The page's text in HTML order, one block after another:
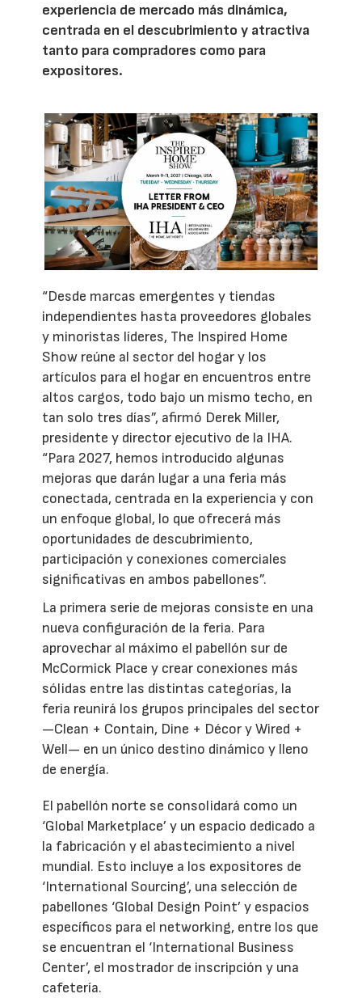
experiencia de mercado más dinámica,
centrada en el descubrimiento y atractiva
tanto para compradores como para
expositores.
“Desde marcas emergentes y tiendas
independientes hasta proveedores globales
y minoristas líderes, The Inspired Home
Show reúne al sector del hogar y los
artículos para el hogar en encuentros entre
altos cargos, todo bajo un mismo techo, en
tan solo tres días”, afirmó Derek Miller,
presidente y director ejecutivo de la IHA.
“Para 2027, hemos introducido algunas
mejoras que darán lugar a una feria más
conectada, centrada en la experiencia y con
un enfoque global, lo que ofrecerá más
oportunidades de descubrimiento,
participación y conexiones comerciales
significativas en ambos pabellones”.
La primera serie de mejoras consiste en una
nueva configuración de la feria. Para
aprovechar al máximo el pabellón sur de
McCormick Place y crear conexiones más
sólidas entre las distintas categorías, la
feria reunirá los grupos principales del sector
—Clean + Contain, Dine + Décor y Wired +
Well— en un único destino dinámico y lleno
de energía.
El pabellón norte se consolidará como un
‘Global Marketplace’ y un espacio dedicado a
la fabricación y el abastecimiento a nivel
mundial. Esto incluye a los expositores de
‘International Sourcing’, una selección de
pabellones ‘Global Design Point’ y espacios
específicos para el networking, entre los que
se encuentran el ‘International Business
Center’, el mostrador de inscripción y una
cafetería.